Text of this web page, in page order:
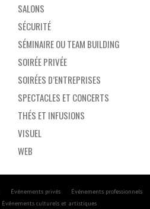
SALONS
SÉCURITÉ
SÉMINAIRE OU TEAM BUILDING
SOIRÉE PRIVÉE
SOIRÉES D’ENTREPRISES
SPECTACLES ET CONCERTS
THÉS ET INFUSIONS
VISUEL
WEB
Événements privés
Événements professionnels
Événements culturels et artistiques